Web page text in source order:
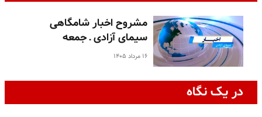
مشروح اخبار شامگاهی
سیمای آزادی ـ جمعه
۱۶ مرداد ۱۴۰۵
در یک نگاه